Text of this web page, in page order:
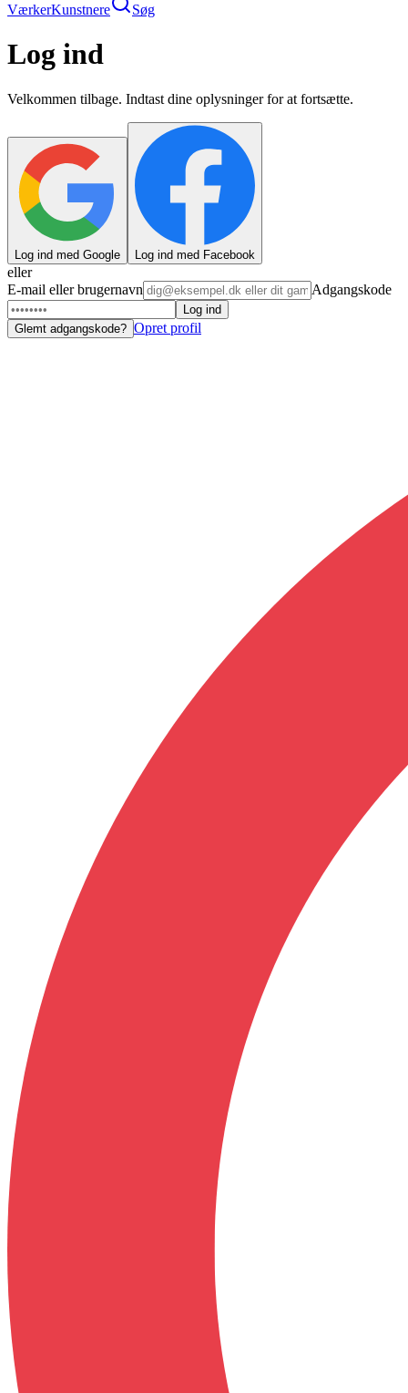
VærkerKunstnere Søg
Log ind
Velkommen tilbage. Indtast dine oplysninger for at fortsætte.
Log ind med Google Log ind med Facebook
eller
E-mail eller brugernavn
Adgangskode
Log ind
Glemt adgangskode? Opret profil